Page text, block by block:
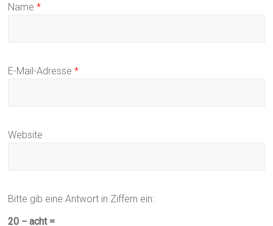
Name*
E-Mail-Adresse*
Website
Bitte gib eine Antwort in Ziffern ein:
20 − acht =